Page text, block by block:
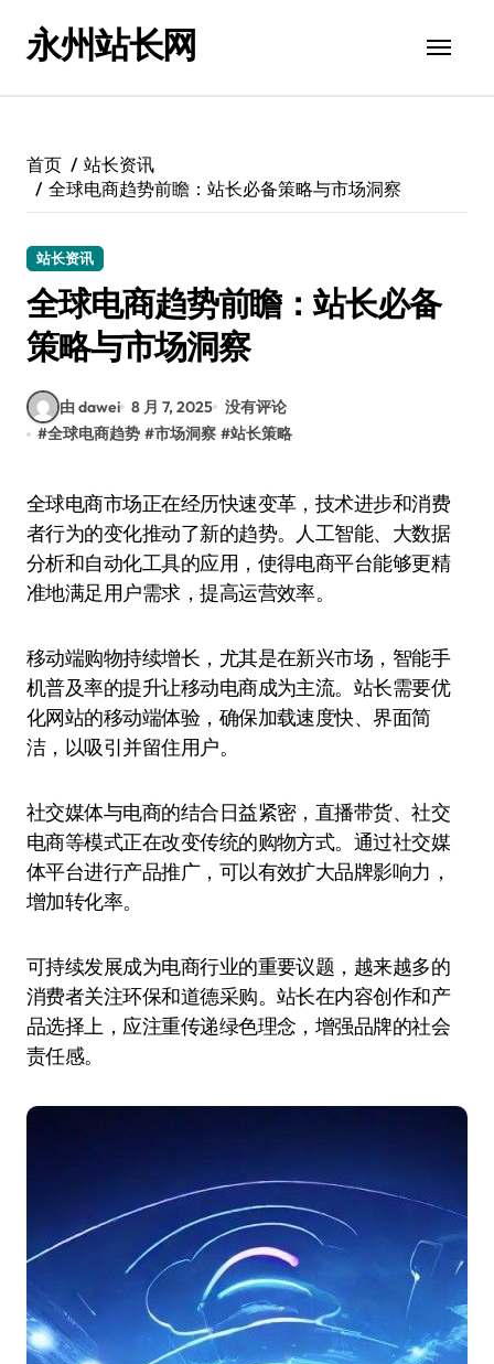
永州站长网
首页
站长资讯
全球电商趋势前瞻：站长必备策略与市场洞察
站长资讯
全球电商趋势前瞻：站长必备
策略与市场洞察
由 dawei 8 月 7, 2025 没有评论
#全球电商趋势 #市场洞察 #站长策略
全球电商市场正在经历快速变革，技术进步和消费
者行为的变化推动了新的趋势。人工智能、大数据
分析和自动化工具的应用，使得电商平台能够更精
准地满足用户需求，提高运营效率。
移动端购物持续增长，尤其是在新兴市场，智能手
机普及率的提升让移动电商成为主流。站长需要优
化网站的移动端体验，确保加载速度快、界面简
洁，以吸引并留住用户。
社交媒体与电商的结合日益紧密，直播带货、社交
电商等模式正在改变传统的购物方式。通过社交媒
体平台进行产品推广，可以有效扩大品牌影响力，
增加转化率。
可持续发展成为电商行业的重要议题，越来越多的
消费者关注环保和道德采购。站长在内容创作和产
品选择上，应注重传递绿色理念，增强品牌的社会
责任感。